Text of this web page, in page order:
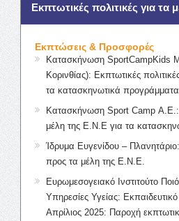
Εκπτωτικές πολιτικές για τα
Εκπτώσεις & Προσφορές
Κατασκήνωση SportCampKids
Κορινθίας): Εκπτωτικές
τα κατασκηνωτικά
Κατασκήνωση Sport Camp Α.Ε.:
μέλη της Ε.Ν.Ε για τα
Ίδρυμα Ευγενίδου –
προς τα μέλη της Ε.Ν.Ε.
Ευρωμεσογειακό Ινστιτούτο
Υπηρεσίες Υγείας:
Απρίλιος 2025: Παροχή